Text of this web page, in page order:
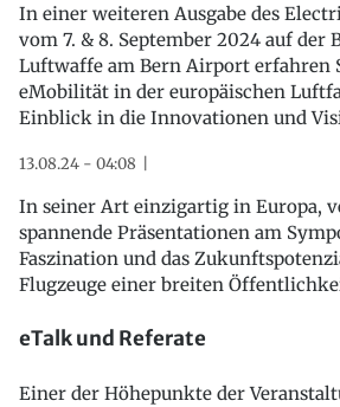
In einer weiteren Ausgabe des
vom 7. & 8. September 2024 auf der
Luftwaffe am Bern Airport erfahren
eMobilität in der europäischen
Einblick in die Innovationen und
13.08.24 - 04:08
In seiner Art einzigartig in Europa,
spannende Präsentationen am
Faszination und das
Flugzeuge einer breiten
eTalk und Referate
Einer der Höhepunkte der